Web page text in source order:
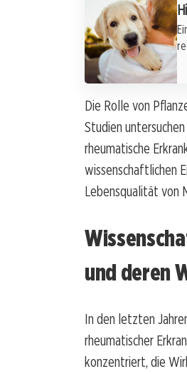
Die Rolle von
Studien
rheumatische
wissenschaftlichen
Lebensqualität von
und deren
In den letzten
rheumatischer
konzentriert, die